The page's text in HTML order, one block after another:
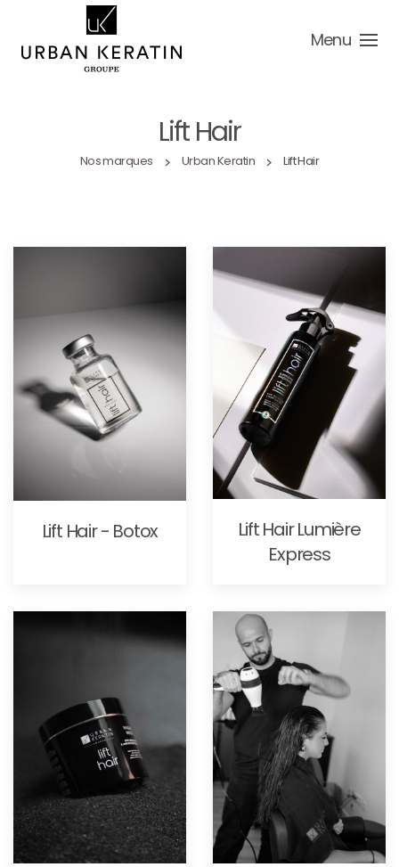
Menu
Lift Hair
Nos marques Urban Keratin Lift Hair
Lift Hair - Botox
Lift Hair Lumière
Express